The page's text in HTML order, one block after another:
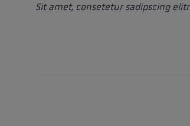
Sit amet, consetetur sadipscing elitr